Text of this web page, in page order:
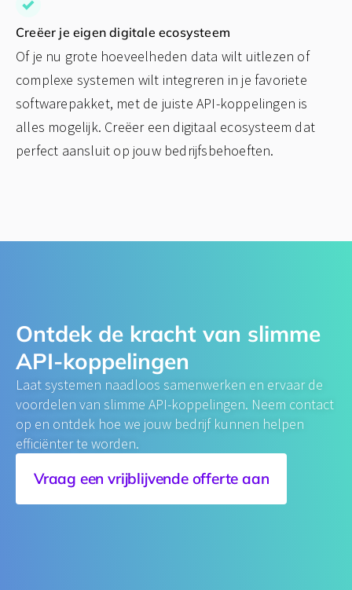
Creëer je eigen digitale ecosysteem
Of je nu grote hoeveelheden data wilt uitlezen of
complexe systemen wilt integreren in je favoriete
softwarepakket, met de juiste API-koppelingen is
alles mogelijk. Creëer een digitaal ecosysteem dat
perfect aansluit op jouw bedrijfsbehoeften.
Ontdek de kracht van slimme
API-koppelingen
Laat systemen naadloos samenwerken en ervaar de
voordelen van slimme API-koppelingen. Neem contact
op en ontdek hoe we jouw bedrijf kunnen helpen
efficiënter te worden.
Vraag een vrijblijvende offerte aan